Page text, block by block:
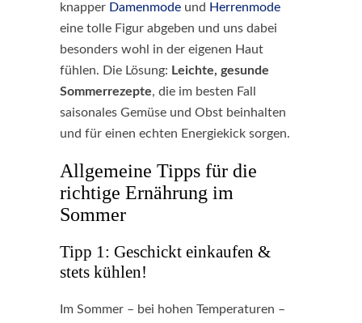
knapper Damenmode und Herrenmode
eine tolle Figur abgeben und uns dabei
besonders wohl in der eigenen Haut
fühlen. Die Lösung: Leichte, gesunde
Sommerrezepte, die im besten Fall
saisonales Gemüse und Obst beinhalten
und für einen echten Energiekick sorgen.
Allgemeine Tipps für die
richtige Ernährung im
Sommer
Tipp 1: Geschickt einkaufen &
stets kühlen!
Im Sommer – bei hohen Temperaturen –